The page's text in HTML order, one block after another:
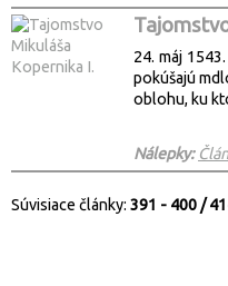
24. máj
pokúšajú
oblohu, ku
Nálepky:
Súvisiace články: 391 - 400 /